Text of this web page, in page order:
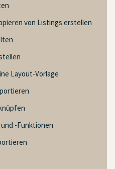
von Listings erstellen
Layout-Vorlage
und -Funktionen